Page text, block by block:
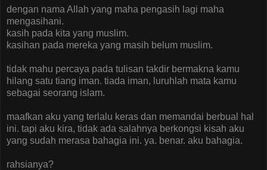
dengan nama Allah yang maha pengasih lagi maha
mengasihani.
kasih pada kita yang muslim.
kasihan pada mereka yang masih belum muslim.
tidak mahu percaya pada tulisan takdir bermakna kamu
hilang satu tiang iman. tiada iman, luruhlah mata kamu
sebagai seorang islam.
maafkan aku yang terlalu keras dan memandai berbual hal
ini. tapi aku kira, tidak ada salahnya berkongsi kisah aku
yang sudah merasa bahagia ini. ya. benar. aku bahagia.
rahsianya?